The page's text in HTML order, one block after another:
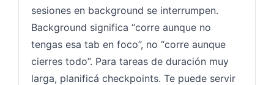
sesiones en background se interrumpen.
Background significa “corre aunque no
tengas esa tab en foco”, no “corre aunque
cierres todo”. Para tareas de duración muy
larga, planificá checkpoints. Te puede servir